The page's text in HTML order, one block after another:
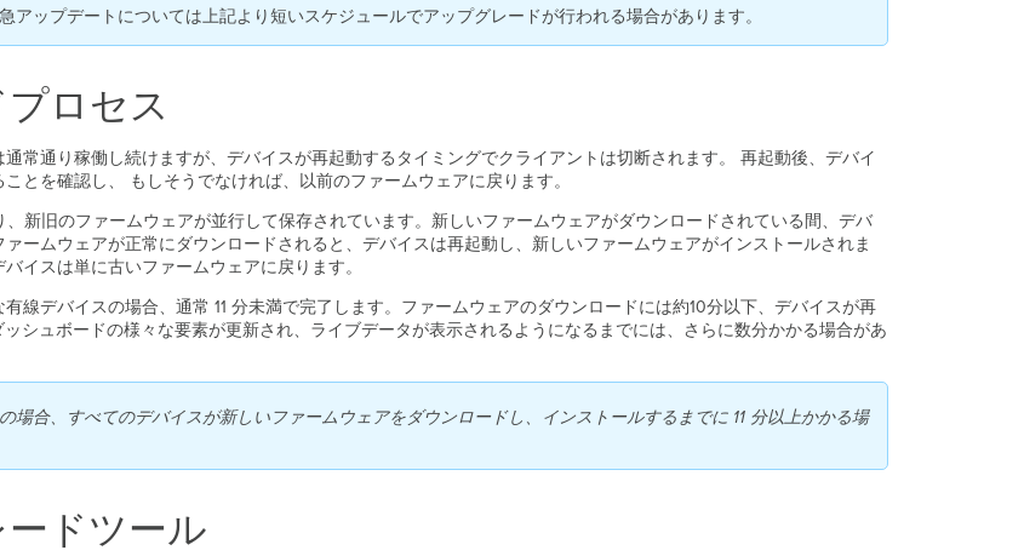
ア
ア
ー
ー
ル
の
利
な
ー
ップデートについては上記より短いスケジュールでアップグレードが行われる場合があります。
ロセス
常通り稼働し続けますが、デバイスが再起動するタイミングでクライアントは切断されます。 再起動後、デバイ
とを確認し、 もしそうでなければ、以前のファームウェアに戻ります。
新旧のファームウェアが並行して保存されています。新しいファームウェアがダウンロードされている間、デバ
ームウェアが正常にダウンロードされると、デバイスは再起動し、新しいファームウェアがインストールされま
イスは単に古いファームウェアに戻ります。
線デバイスの場合、通常 11 分未満で完了します。ファームウェアのダウンロードには約10分以下、デバイスが再
シュボードの様々な要素が更新され、ライブデータが表示されるようになるまでには、さらに数分かかる場合があ
場合、すべてのデバイスが新しいファームウェアをダウンロードし、インストールするまでに 11 分以上かかる場
ドツール